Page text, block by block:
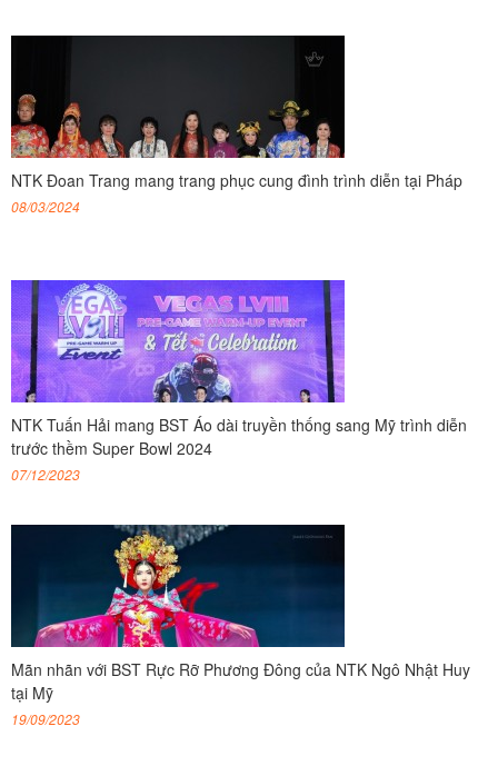
NTK Đoan Trang mang trang phục cung đình trình diễn tại Pháp
08/03/2024
NTK Tuấn Hải mang BST Áo dài truyền thống sang Mỹ trình diễn
trước thềm Super Bowl 2024
07/12/2023
Mãn nhãn với BST Rực Rỡ Phương Đông của NTK Ngô Nhật Huy
tại Mỹ
19/09/2023